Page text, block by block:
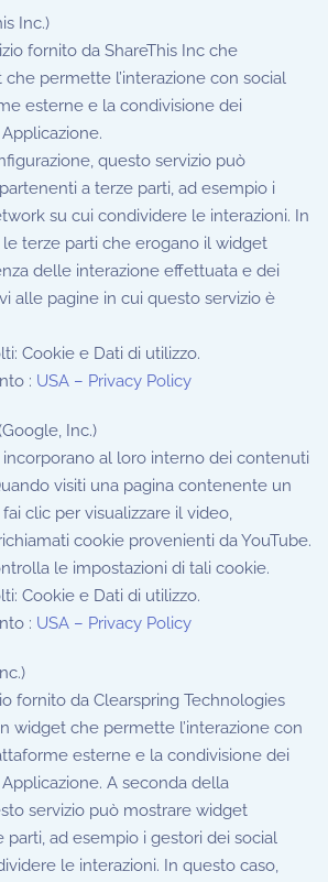
Inc.)
fornito da ShareThis Inc che
permette l’interazione con social
esterne e la condivisione dei
questo servizio può
a terze parti, ad esempio i
su cui condividere le interazioni. In
terze parti che erogano il widget
delle interazione effettuata e dei
alle pagine in cui questo servizio è
Cookie e Dati di utilizzo.
: USA – Privacy Policy
Inc.)
al loro interno dei contenuti
visiti una pagina contenente un
clic per visualizzare il video,
cookie provenienti da YouTube.
le impostazioni di tali cookie.
Cookie e Dati di utilizzo.
: USA – Privacy Policy
fornito da Clearspring Technologies
widget che permette l’interazione con
esterne e la condivisione dei
A seconda della
servizio può mostrare widget
parti, ad esempio i gestori dei social
le interazioni. In questo caso,